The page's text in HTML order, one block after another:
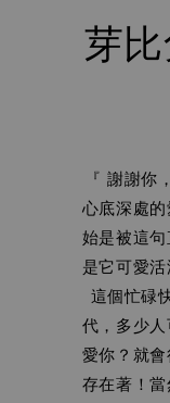
芽
『 謝謝你
心底深處
始是被這
是它可愛
這個忙碌
代，多少
愛你？就
存在著！